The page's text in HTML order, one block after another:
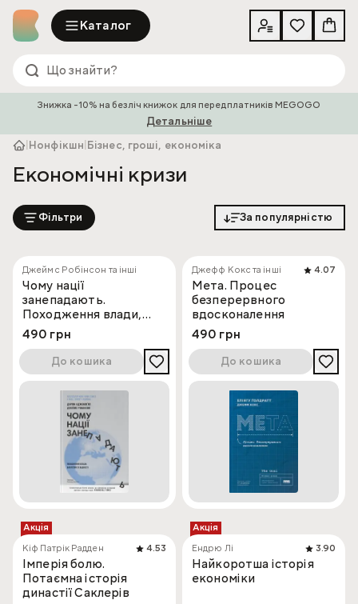
Каталог
Знижка -10% на безліч книжок для передплатників MEGOGO
Детальніше
Нонфікшн Бізнес, гроші, економіка
Економічні кризи
Фільтри За популярністю
Джеймс Робінсон та інші
Чому нації
занепадають.
Походження влади,
багатства і бідності
490 грн
До кошика
Джефф Кокс та інші 4.07
Мета. Процес
безперервного
вдосконалення
490 грн
До кошика
Акція
Кіф Патрік Радден
4.53
Імперія болю.
Потаємна історія
династії Саклерів
Акція
Ендрю Лі
3.90
Найкоротша історія
економіки